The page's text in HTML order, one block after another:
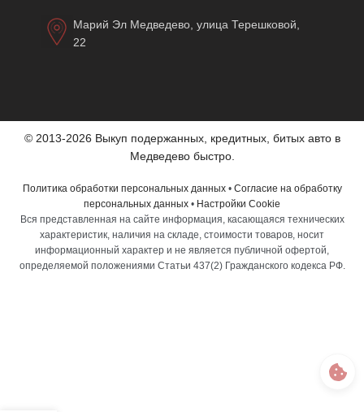
Марий Эл Медведево, улица Терешковой,
22
© 2013-2026 Выкуп подержанных, кредитных, битых авто в
Медведево быстро.
Политика обработки персональных данных• Согласие на обработку
персональных данных • Настройки Cookie
Вся представленная на сайте информация, касающаяся технических
характеристик, наличия на складе, стоимости товаров, носит
информационный характер и не является публичной офертой,
определяемой положениями Статьи 437(2) Гражданского кодекса РФ.